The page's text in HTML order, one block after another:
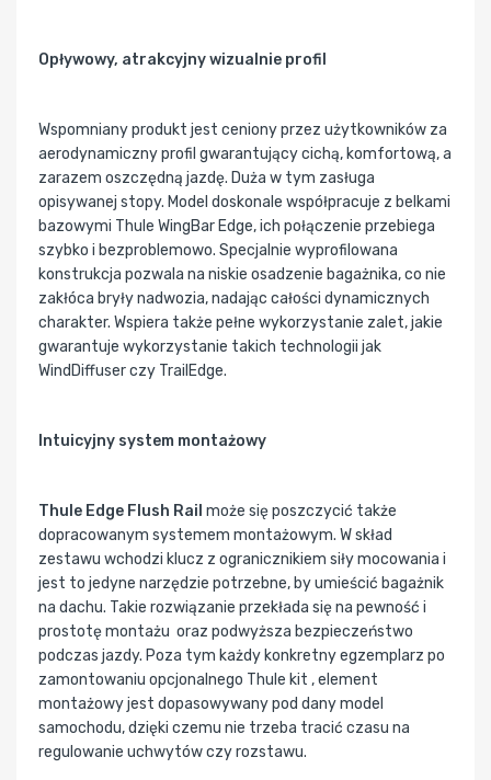
Opływowy, atrakcyjny wizualnie profil
Wspomniany produkt jest ceniony przez użytkowników za
aerodynamiczny profil gwarantujący cichą, komfortową, a
zarazem oszczędną jazdę. Duża w tym zasługa
opisywanej stopy. Model doskonale współpracuje z belkami
bazowymi Thule WingBar Edge, ich połączenie przebiega
szybko i bezproblemowo. Specjalnie wyprofilowana
konstrukcja pozwala na niskie osadzenie bagażnika, co nie
zakłóca bryły nadwozia, nadając całości dynamicznych
charakter. Wspiera także pełne wykorzystanie zalet, jakie
gwarantuje wykorzystanie takich technologii jak
WindDiffuser czy TrailEdge.
Intuicyjny system montażowy
Thule Edge Flush Rail może się poszczycić także
dopracowanym systemem montażowym. W skład
zestawu wchodzi klucz z ogranicznikiem siły mocowania i
jest to jedyne narzędzie potrzebne, by umieścić bagażnik
na dachu. Takie rozwiązanie przekłada się na pewność i
prostotę montażu oraz podwyższa bezpieczeństwo
podczas jazdy. Poza tym każdy konkretny egzemplarz po
zamontowaniu opcjonalnego Thule kit , element
montażowy jest dopasowywany pod dany model
samochodu, dzięki czemu nie trzeba tracić czasu na
regulowanie uchwytów czy rozstawu.